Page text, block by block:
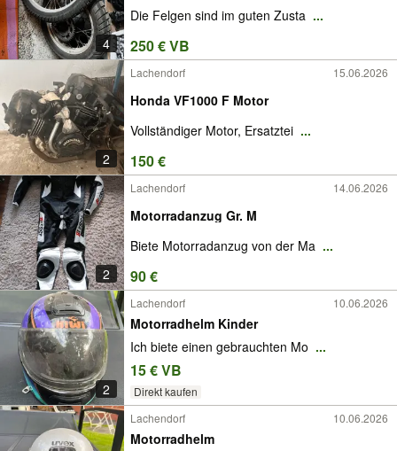
4
Die Felgen sind im guten Zusta ...
250 € VB
2
Lachendorf 15.06.2026
Honda VF1000 F Motor
Vollständiger Motor, Ersatztei ...
150 €
2
Lachendorf 14.06.2026
Motorradanzug Gr. M
Biete Motorradanzug von der Ma ...
90 €
2
Lachendorf 10.06.2026
Motorradhelm Kinder
Ich biete einen gebrauchten Mo ...
15 € VB
Direkt kaufen
Lachendorf 10.06.2026
Motorradhelm